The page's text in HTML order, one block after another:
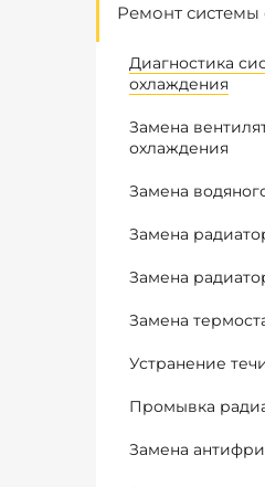
Ремонт системы
Диагностика
охлаждения
Замена
охлаждения
Замена
Замена
Замена
Замена
Устранение
Промывка
Замена